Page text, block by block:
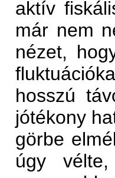
aktív
már nem
nézet,
hosszú
jótékony
görbe
úgy